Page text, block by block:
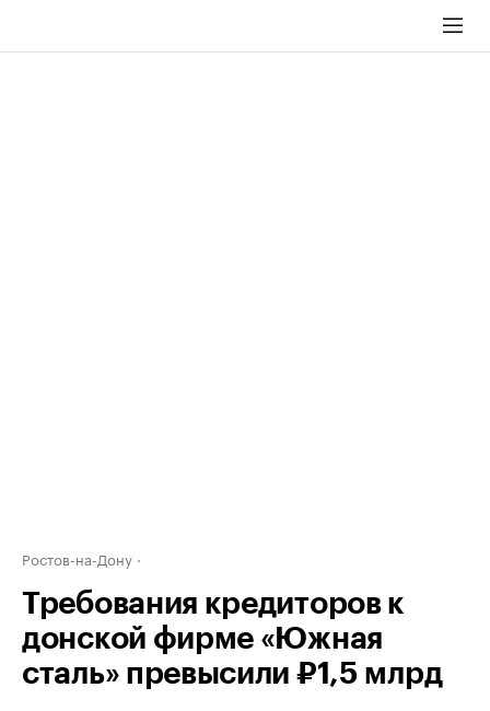
Ростов-на-Дону
Требования кредиторов к
донской фирме «Южная
сталь» превысили ₽1,5 млрд